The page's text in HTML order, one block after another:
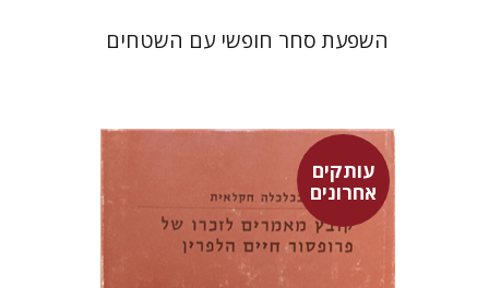
השפעת סחר חופשי עם השטחים
עותקים
אחרונים
יאיר מונדלק